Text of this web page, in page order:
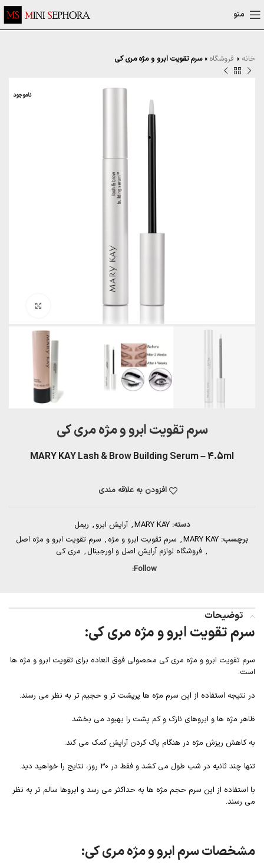
منو
خانه » فروشگاه »سرم تقویت ابرو و مژه مری کی
ناموجود
سرم تقویت ابرو و مژه مری کی
MARY KAY Lash & Brow Building Serum – 4.5ml
افزودن به علاقه مندی
دسته: MARY KAY
, آرایش ابرو , ریمل
برچسب: MARY KAY
, سرم تقویت ابرو و مژه , سرم تقویت ابرو و مژه اصل
, فروشگاه لوازم آرایش اصل و اورجینال , مری کی
Follow:
توضیحات
سرم تقویت ابرو و مژه مری کی:
سرم تقویت ابرو و مژه مری کی محصولی فوق العاده برای تقویت ابرو و مژه ها
است.
در نتیجه استفاده از این سرم مژه ها پرپشت تر و حجیم تر به نظر می رسند.
ظاهر مژه ها و ابروهای نازک و کم پشت را بهبود می بخشد.
به کاهش ریزش مژه در هنگام پاک کردن آرایش کمک می کند.
تنها چند ثانیه در شب طول می کشد و فقط در 30 روز، نتایج را خواهید دید.
با استفاده از این سرم حجم مژه ها به حداکثر می رسد و ابروها سالم تر به نظر
می رسند.
مشخصات سرم ابرو و مژه مری کی: